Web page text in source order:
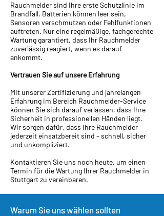
Rauchmelder sind Ihre erste Schutzlinie im
Brandfall. Batterien können leer sein,
Sensoren verschmutzen oder Fehlfunktionen
auftreten. Nur eine regelmäßige, fachgerechte
Wartung garantiert, dass Ihr Rauchmelder
zuverlässig reagiert, wenn es darauf
ankommt.
Vertrauen Sie auf unsere Erfahrung
Mit unserer Zertifizierung und jahrelangen
Erfahrung im Bereich Rauchmelder-Service
können Sie sich darauf verlassen, dass Ihre
Sicherheit in professionellen Händen liegt.
Wir sorgen dafür, dass Ihre Rauchmelder
jederzeit einsatzbereit sind – schnell, sicher
und unkompliziert.
Kontaktieren Sie uns noch heute, um einen
Termin für die Wartung Ihrer Rauchmelder in
Stuttgart zu vereinbaren.
Warum Sie uns wählen sollten